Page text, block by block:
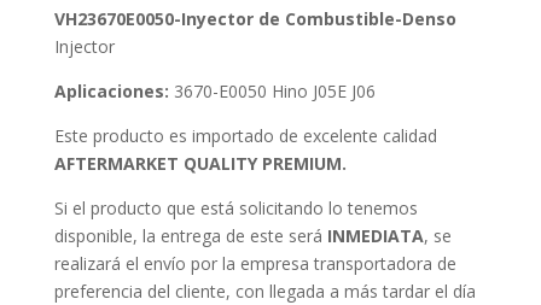
VH23670E0050-Inyector de Combustible-Denso
Injector
Aplicaciones: 3670-E0050 Hino J05E J06
Este producto es importado de excelente calidad
AFTERMARKET QUALITY PREMIUM.
Si el producto que está solicitando lo tenemos
disponible, la entrega de este será INMEDIATA, se
realizará el envío por la empresa transportadora de
preferencia del cliente, con llegada a más tardar el día